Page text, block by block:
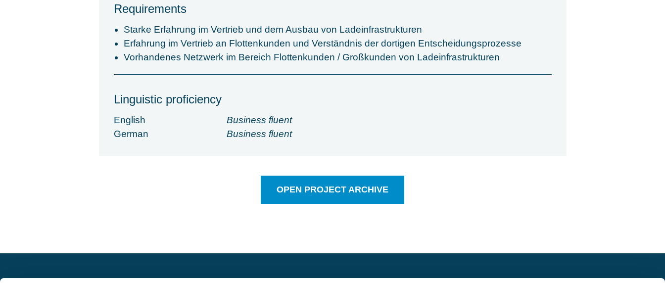
Requirements
Starke Erfahrung im Vertrieb und dem Ausbau von Ladeinfrastrukturen
Erfahrung im Vertrieb an Flottenkunden und Verständnis der dortigen Entscheidungsprozesse
Vorhandenes Netzwerk im Bereich Flottenkunden / Großkunden von Ladeinfrastrukturen
Linguistic proficiency
English
Business fluent
German
Business fluent
OPEN PROJECT ARCHIVE